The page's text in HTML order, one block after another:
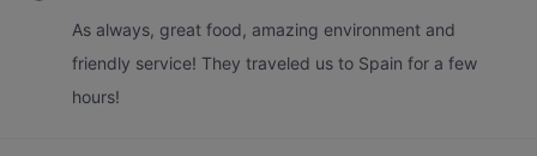
As always, great food, amazing environment and
friendly service! They traveled us to Spain for a few
hours!